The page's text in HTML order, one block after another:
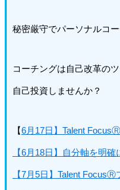
秘密厳守でパーソナルコ
コーチングは自己改革のツ
自己投資しませんか？
【6月17日】Talent
【6月18日】自分軸を明
【7月5日】Talent